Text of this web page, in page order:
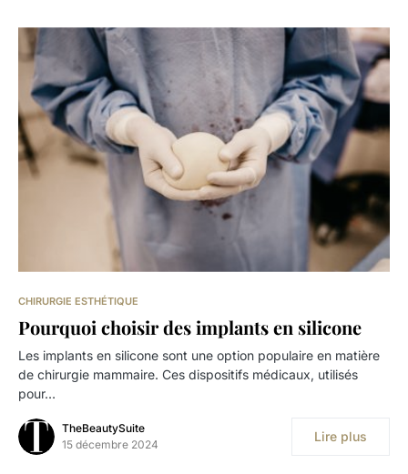
CHIRURGIE ESTHÉTIQUE
Pourquoi choisir des implants en silicone
Les implants en silicone sont une option populaire en matière
de chirurgie mammaire. Ces dispositifs médicaux, utilisés
pour…
TheBeautySuite
15 décembre 2024
Lire plus